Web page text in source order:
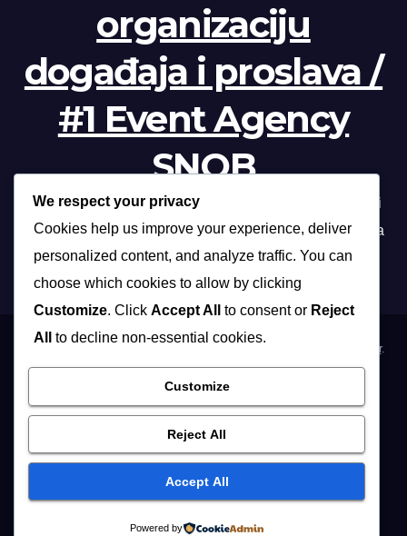
organizaciju
događaja i proslava /
#1 Event Agency
SNOB
Profesionalna organizacija događanja /// Beograd, Novi
Sad, Niš, Kopaonik, Zlatibor, Vrnjačka banja, Sokobanja
Themeansar.
Organizacija poslovnih događaja
Organizacija privatnih proslava
Muzičari i dj-evi Hostese Fotografisanje
REFERENCE / KLIJENTI KONTAKT / IMPRESSUM English
We respect your privacy
Cookies help us improve your experience, deliver
personalized content, and analyze traffic. You can
choose which cookies to allow by clicking
Customize. Click Accept All to consent or Reject
All
to decline non-essential cookies.
Customize
Reject All
Accept All
Powered by